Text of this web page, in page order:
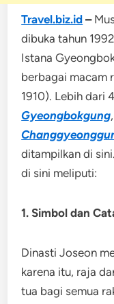
Travel.biz.id –
dibuka tahun
Istana
berbagai macam
1910). Lebih
Gyeongbokgung
ditampilkan di
di sini meliputi:
1. Simbol dan
Dinasti Joseon
karena itu, raja
tua bagi semua